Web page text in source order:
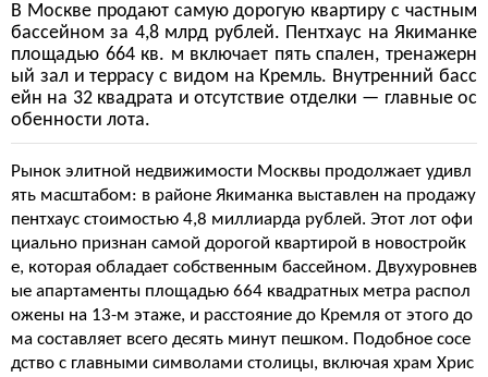
В Москве продают самую дорогую квартиру с частным
бассейном за 4,8 млрд рублей. Пентхаус на Якиманке
площадью 664 кв. м включает пять спален, тренажерн
ый зал и террасу с видом на Кремль. Внутренний басс
ейн на 32 квадрата и отсутствие отделки — главные ос
обенности лота.
Рынок элитной недвижимости Москвы продолжает удивл
ять масштабом: в районе Якиманка выставлен на продажу
пентхаус стоимостью 4,8 миллиарда рублей. Этот лот офи
циально признан самой дорогой квартирой в новостройк
е, которая обладает собственным бассейном. Двухуровнев
ые апартаменты площадью 664 квадратных метра распол
ожены на 13-м этаже, и расстояние до Кремля от этого до
ма составляет всего десять минут пешком. Подобное сосе
дство с главными символами столицы, включая храм Хрис